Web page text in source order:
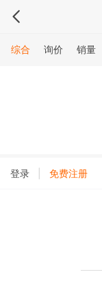
综合 询价 销量
登录 免费注册